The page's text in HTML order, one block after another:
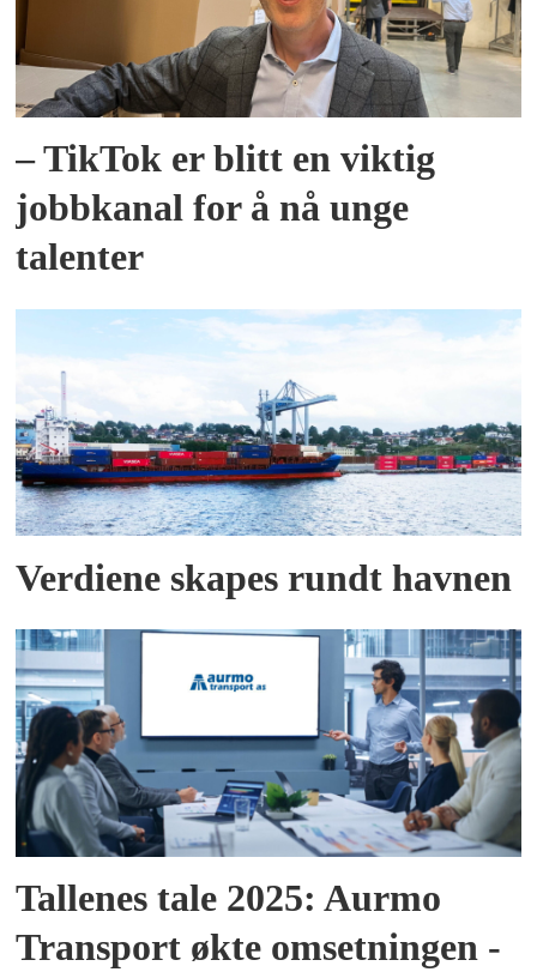
– TikTok er blitt en viktig
jobbkanal for å nå unge
talenter
Verdiene skapes rundt havnen
Tallenes tale 2025: Aurmo
Transport økte omsetningen -